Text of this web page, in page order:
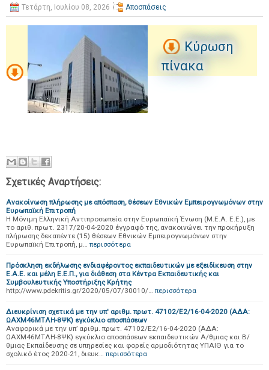
Τετάρτη, Ιουλίου 08, 2026 Αποσπάσεις
Κύρωση
πίνακα
Σχετικές Αναρτήσεις:
Ανακοίνωση πλήρωσης με απόσπαση, θέσεων Εθνικών Εμπειρογνωμόνων στην
Ευρωπαϊκή Επιτροπή
Η Μόνιμη Ελληνική Αντιπροσωπεία στην Ευρωπαϊκή Ένωση (Μ.Ε.Α. Ε.Ε.), με
το αριθ. πρωτ. 2317/20-04-2020 έγγραφό της, ανακοινώνει την προκήρυξη
πλήρωσης δεκαπέντε (15) θέσεων Εθνικών Εμπειρογνωμόνων στην
Ευρωπαϊκή Επιτροπή, μ… περισσότερα
Πρόσκληση εκδήλωσης ενδιαφέροντος εκπαιδευτικών με εξειδίκευση στην
Ε.Α.Ε. και μέλη Ε.Ε.Π., για διάθεση στα Κέντρα Εκπαιδευτικής και
Συμβουλευτικής Υποστήριξης Κρήτης
http://www.pdekritis.gr/2020/05/07/30010/… περισσότερα
Διευκρίνιση σχετικά με την υπ' αριθμ. πρωτ. 47102/E2/16-04-2020 (ΑΔΑ:
ΩΑΧΜ46ΜΤΛΗ-8ΨΚ) εγκύκλιο αποσπάσεων
Αναφορικά με την υπ’ αριθμ. πρωτ. 47102/E2/16-04-2020 (ΑΔΑ:
ΩΑΧΜ46ΜΤΛΗ-8ΨΚ) εγκύκλιο αποσπάσεων εκπαιδευτικών Α/θμιας και Β/
θμιας Εκπαίδευσης σε υπηρεσίες και φορείς αρμοδιότητας ΥΠΑΙΘ για το
σχολικό έτος 2020-21, διευκ… περισσότερα